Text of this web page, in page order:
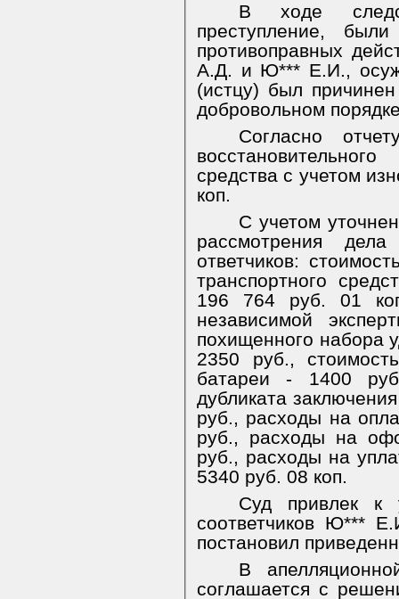
В ходе
преступление,
противоправных
А.Д. и Ю*** Е.И.,
(истцу) был
добровольном
Согласно
средства с учетом
коп.
С учетом
рассмотрения
ответчиков:
транспортного
196 764 руб. 01
независимой
похищенного набора
2350 руб.,
батареи - 1400
дубликата
руб., расходы на
руб., расходы на
руб., расходы на
5340 руб. 08 коп.
Суд привлек к
соответчиков Ю***
постановил
В
соглашается с